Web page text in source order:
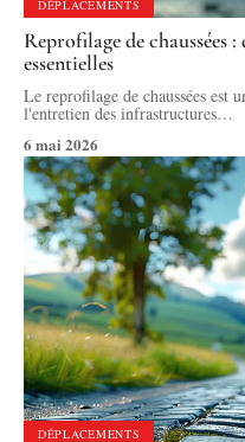
DÉPLACEMENTS
Reprofilage de chaussées
essentielles
Le reprofilage de chaussées est
l'entretien des infrastructures…
6 mai 2026
DÉPLACEMENTS